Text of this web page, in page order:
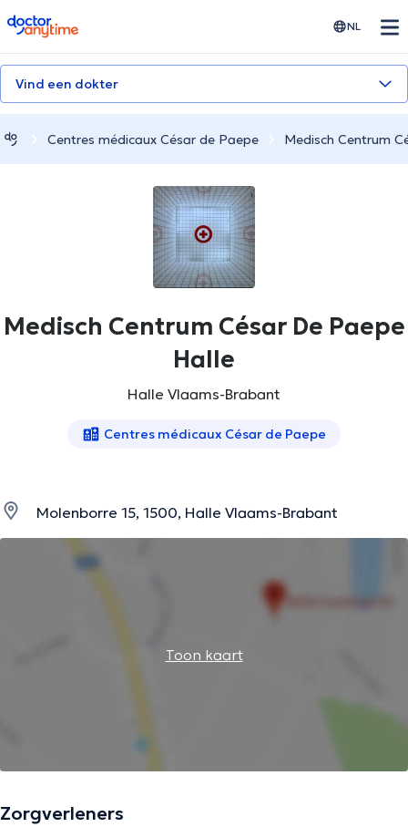
doctoranytime NL
Vind een dokter
Centres médicaux César de Paepe Medisch Centrum
Medisch Centrum César De Paepe
Halle
Halle Vlaams-Brabant
Centres médicaux César de Paepe
Molenborre 15, 1500, Halle Vlaams-Brabant
Toon kaart
Zorgverleners